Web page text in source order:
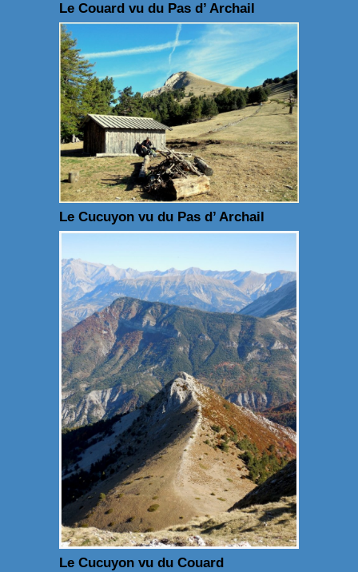
Le Couard vu du Pas d’ Archail
Le Cucuyon vu du Pas d’ Archail
Le Cucuyon vu du Couard